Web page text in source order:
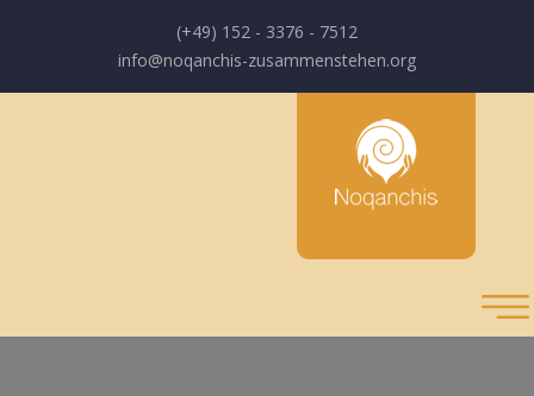
(+49) 152 - 3376 - 7512
info@noqanchis-zusammenstehen.org